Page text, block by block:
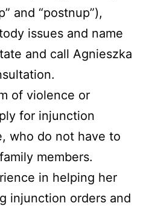
and “postnup”),
issues and name
and call Agnieszka
of violence or
for injunction
who do not have to
members.
in helping her
injunction orders and